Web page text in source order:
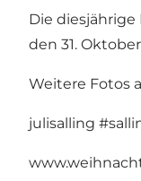
Die
den 31.
Weitere Fotos
julisalling